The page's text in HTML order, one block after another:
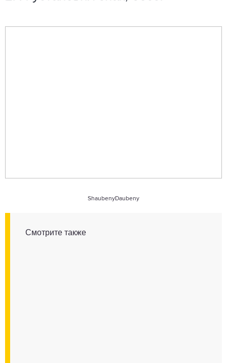
ShaubenyDaubeny
Смотрите также